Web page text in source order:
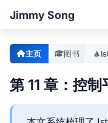
Jimmy Song
主页 图书
第 11 章：控